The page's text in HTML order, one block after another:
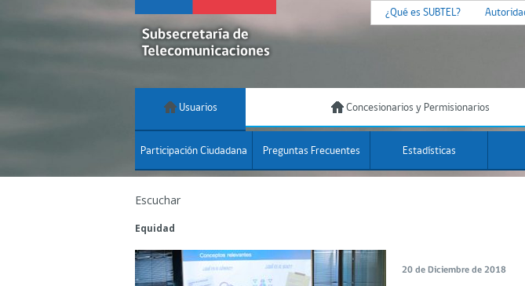
¿Qué es SUBTEL?
Usuarios Concesionarios y Permisionarios
Participación Ciudadana Preguntas Frecuentes Estadísticas
Escuchar
Equidad
20 de Diciembre de 2018